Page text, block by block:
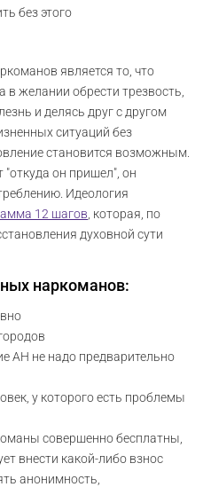
без этого
является то, что
в желании обрести трезвость,
и делясь друг с другом
ситуаций без
становится возможным.
он пришел", он
Идеология
12 шагов , которая, по
духовной сути
наркоманов:
АН не надо предварительно
у которого есть проблемы
совершенно бесплатны,
внести какой-либо взнос
анонимность,